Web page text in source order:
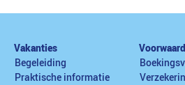
Vakanties
Begeleiding
Praktische informatie